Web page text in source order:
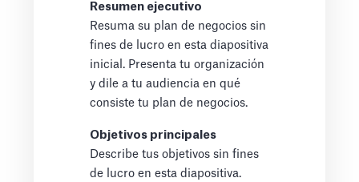
Resumen ejecutivo
Resuma su plan de negocios sin
fines de lucro en esta diapositiva
inicial. Presenta tu organización
y dile a tu audiencia en qué
consiste tu plan de negocios.
Objetivos principales
Describe tus objetivos sin fines
de lucro en esta diapositiva.